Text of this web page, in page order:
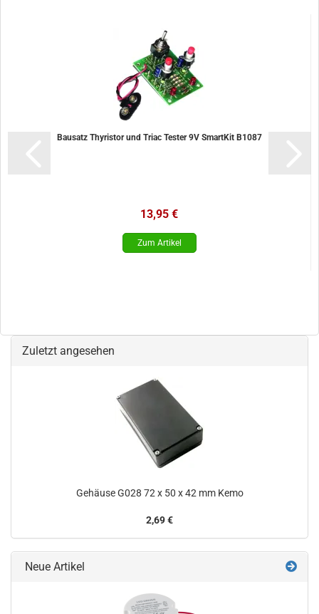
Bausatz Thyristor und Triac Tester 9V SmartKit B1087
13,95 €
Zuletzt angesehen
Gehäuse G028 72 x 50 x 42 mm Kemo
2,69 €
Neue Artikel